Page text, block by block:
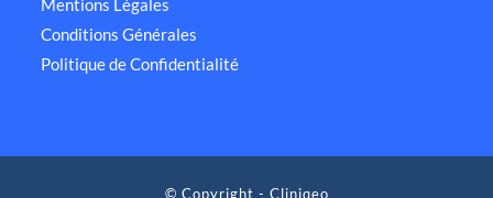
Mentions Légales
Conditions Générales
Politique de Confidentialité
© Copyright - Cliniqeo